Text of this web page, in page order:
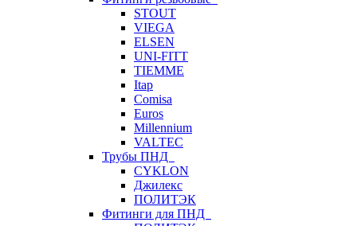
STOUT
VIEGA
ELSEN
UNI-FITT
TIEMME
Itap
Comisa
Euros
Millennium
VALTEC
Трубы ПНД
CYKLON
Джилекс
ПОЛИТЭК
Фитинги для ПНД